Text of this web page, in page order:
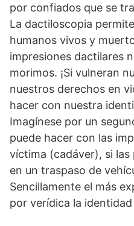
por confiados que se
La dactiloscopia
humanos vivos y
impresiones dactilares
morimos. ¡Si vulneran
nuestros derechos en
hacer con nuestra
Imagínese por un
puede hacer con las
víctima (cadáver), si las
en un traspaso de
Sencillamente el más
por verídica la